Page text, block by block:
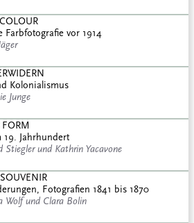
Farbfotografie vor 1914
Kolonialismus
Junge
19. Jahrhundert
Stiegler und Kathrin Yacavone
Fotografien 1841 bis 1870
Wolf und Clara Bolin